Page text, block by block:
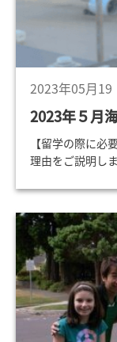
2023年05月19
2023年５月
【留学の際に必
理由をご説明し